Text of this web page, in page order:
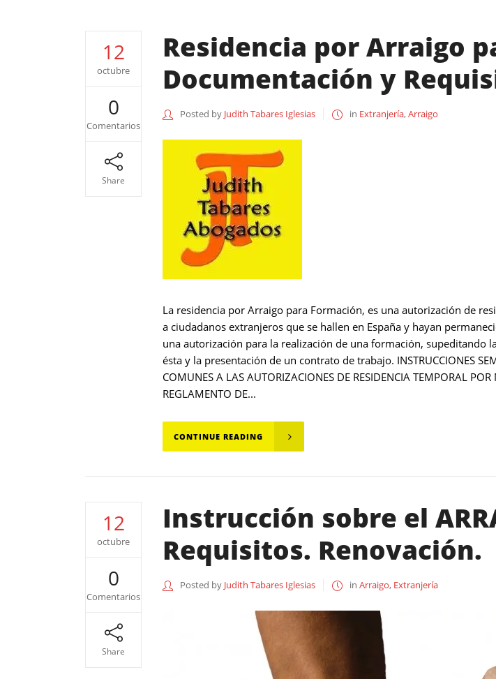
12
octubre
0
Comentarios
Share
Residencia por Arraigo
Documentación y
Posted by Judith Tabares Iglesias in Extranjería,Arraigo
La residencia por Arraigo para Formación, es una autorización de
a ciudadanos extranjeros que se hallen en España y hayan
una autorización para la realización de una formación, supeditando
ésta y la presentación de un contrato de trabajo. INSTRUCCIONES
COMUNES A LAS AUTORIZACIONES DE RESIDENCIA TEMPORAL
REGLAMENTO DE...
CONTINUE READING
12
octubre
0
Comentarios
Share
Instrucción sobre el
Requisitos. Renovación.
Posted by Judith Tabares Iglesias in Arraigo, Extranjería